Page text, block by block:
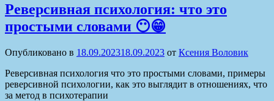
Реверсивная психология: что это
простыми словами 😶😁
Опубликовано в 18.09.202318.09.2023 от Ксения Воловик
Реверсивная психология что это простыми словами, примеры
реверсивной психологии, как это выглядит в отношениях, что
за метод в психотерапии